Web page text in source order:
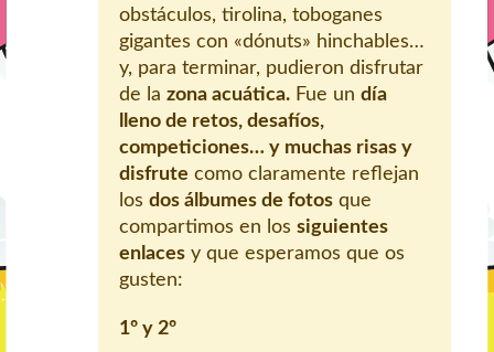
obstáculos, tirolina, toboganes
gigantes con «dónuts» hinchables…
y, para terminar, pudieron disfrutar
de la zona acuática. Fue un día
lleno de retos, desafíos,
competiciones… y muchas risas y
disfrute como claramente reflejan
los dos álbumes de fotos que
compartimos en los siguientes
enlaces y que esperamos que os
gusten:
1º y 2º